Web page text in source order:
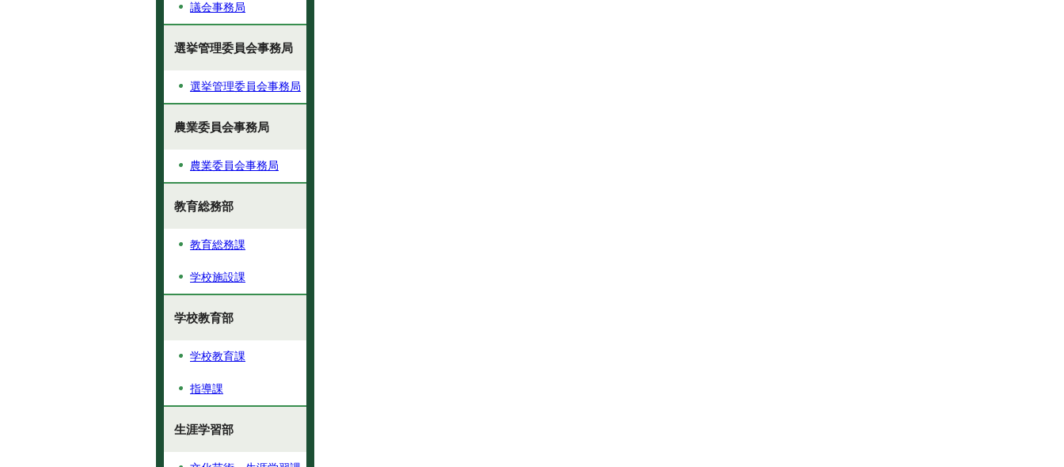
議会事務局
選挙管理委員会事務局
選挙管理委員会事務局
農業委員会事務局
農業委員会事務局
教育総務部
教育総務課
学校施設課
学校教育部
学校教育課
指導課
生涯学習部